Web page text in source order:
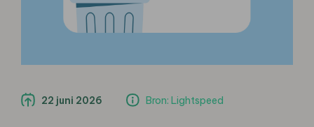
22 juni 2026 Bron: Lightspeed